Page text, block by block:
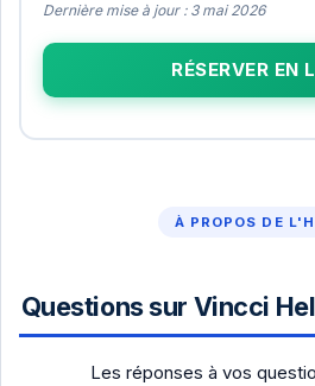
Dernière mise à jour : 3 mai 2026
RÉSERVER EN
À PROPOS DE
Questions sur Vincci
Les réponses à vos